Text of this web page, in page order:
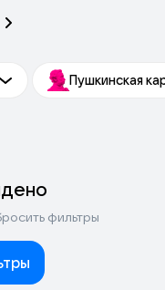
Пушкинская
фильтры